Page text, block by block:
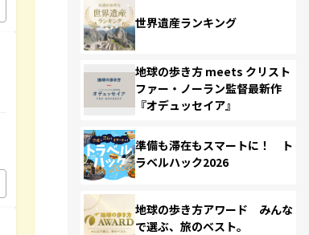
世界遺産ランキング
地球の歩き方 meets クリスト
ファー・ノーラン監督最新作
『オデュッセイア』
準備も滞在もスマートに！ ト
ラベルハック2026
地球の歩き方アワード みんな
で選ぶ、旅のベスト。